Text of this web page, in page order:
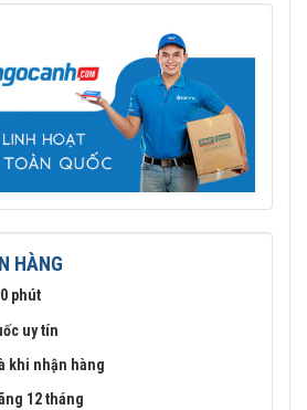
HÀNG
phút
uy tín
khi nhận hàng
12 tháng